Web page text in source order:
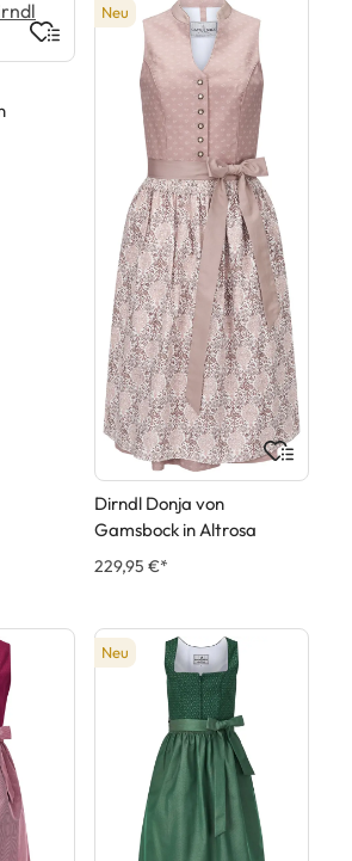
Neu
Dirndl Donja von
Gamsbock in Altrosa
229,95 €*
Neu